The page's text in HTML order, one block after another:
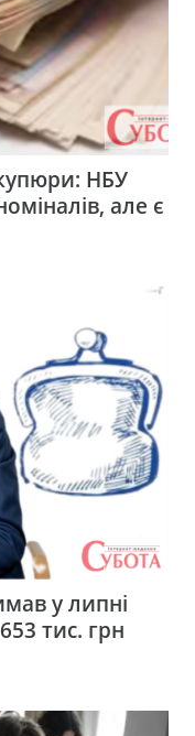
НБУ
але є
у липні
тис. грн